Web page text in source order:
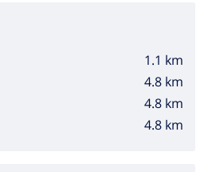
1.1 km
4.8 km
4.8 km
4.8 km